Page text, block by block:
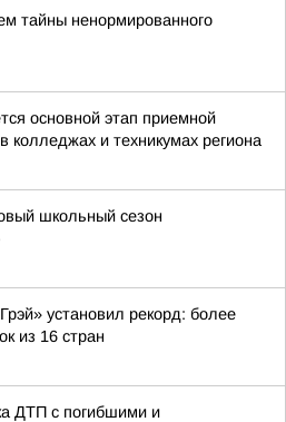
тайны ненормированного
основной этап приемной
колледжах и техникумах региона
школьный сезон
установил рекорд: более
из 16 стран
ДТП с погибшими и